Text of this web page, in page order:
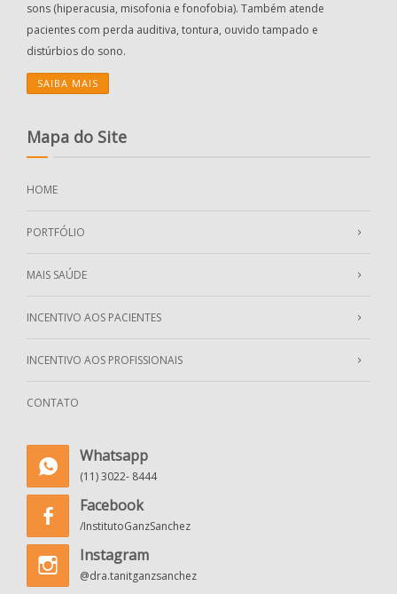
sons (hiperacusia, misofonia e fonofobia). Também atende
pacientes com perda auditiva, tontura, ouvido tampado e
distúrbios do sono.
SAIBA MAIS
Mapa do Site
HOME
PORTFÓLIO
MAIS SAÚDE
INCENTIVO AOS PACIENTES
INCENTIVO AOS PROFISSIONAIS
CONTATO
Whatsapp
(11) 3022- 8444
Facebook
/InstitutoGanzSanchez
Instagram
@dra.tanitganzsanchez